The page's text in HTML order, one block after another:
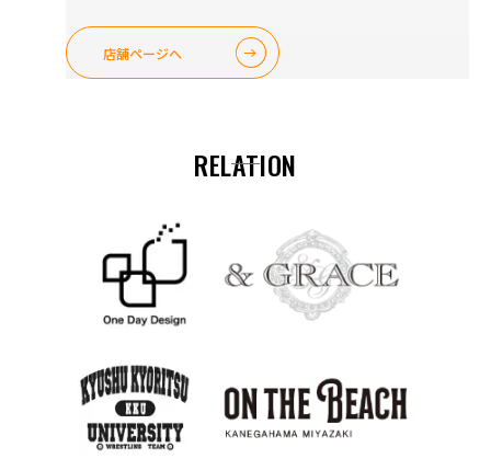
店舗ページへ
RELATION